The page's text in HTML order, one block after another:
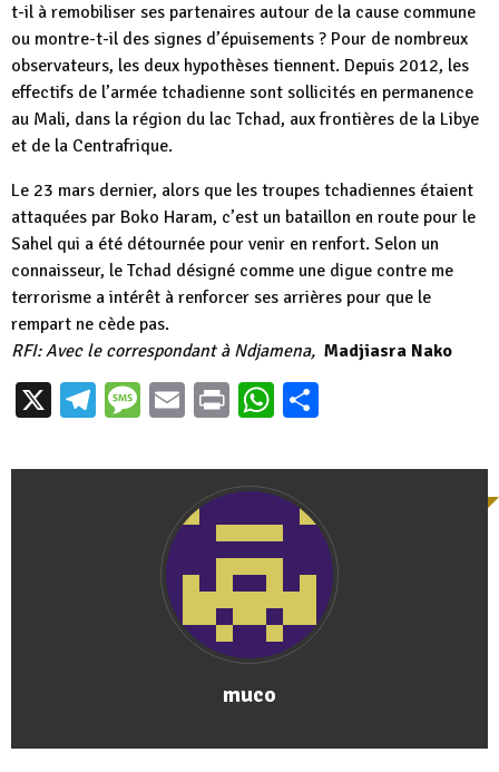
t-il à remobiliser ses partenaires autour de la cause commune
ou montre-t-il des signes d’épuisements ? Pour de nombreux
observateurs, les deux hypothèses tiennent. Depuis 2012, les
effectifs de l’armée tchadienne sont sollicités en permanence
au Mali, dans la région du lac Tchad, aux frontières de la Libye
et de la Centrafrique.
Le 23 mars dernier, alors que les troupes tchadiennes étaient
attaquées par Boko Haram, c’est un bataillon en route pour le
Sahel qui a été détournée pour venir en renfort. Selon un
connaisseur, le Tchad désigné comme une digue contre me
terrorisme a intérêt à renforcer ses arrières pour que le
rempart ne cède pas.
RFI: Avec le correspondant à Ndjamena, Madjiasra Nako
X Telegram
Message
EmailPrintWhatsApp
muco